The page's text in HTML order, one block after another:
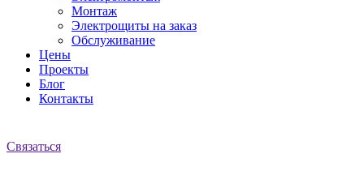
Монтаж
Электрощиты на заказ
Обслуживание
Цены
Проекты
Блог
Контакты
Связаться